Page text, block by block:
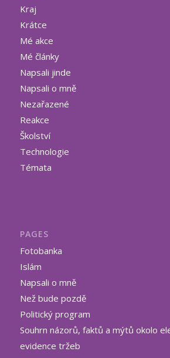
Kraj
Krátce
Mé akce
Mé články
Napsali jinde
Napsali o mně
Nezařazené
Reakce
Školství
Technologie
Témata
PAGES
Fotobanka
Islám
Napsali o mně
Než bude pozdě
Politický program
Souhrn názorů, faktů a mýtů okolo
evidence tržeb